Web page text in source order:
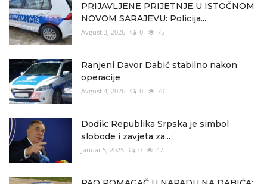
PRIJAVLJENE PRIJETNJE U ISTOČNOM
NOVOM SARAJEVU: Policija...
Avgust 3, 2026 0 75
Ranjeni Davor Dabić stabilno nakon
operacije
Avgust 4, 2026 0 70
Dodik: Republika Srpska je simbol
slobode i zavjeta za...
Januar 5, 2025 0 47